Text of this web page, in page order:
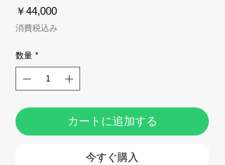
￥44,000価
消費税込み
数量 *
カートに追加する
今すぐ購入